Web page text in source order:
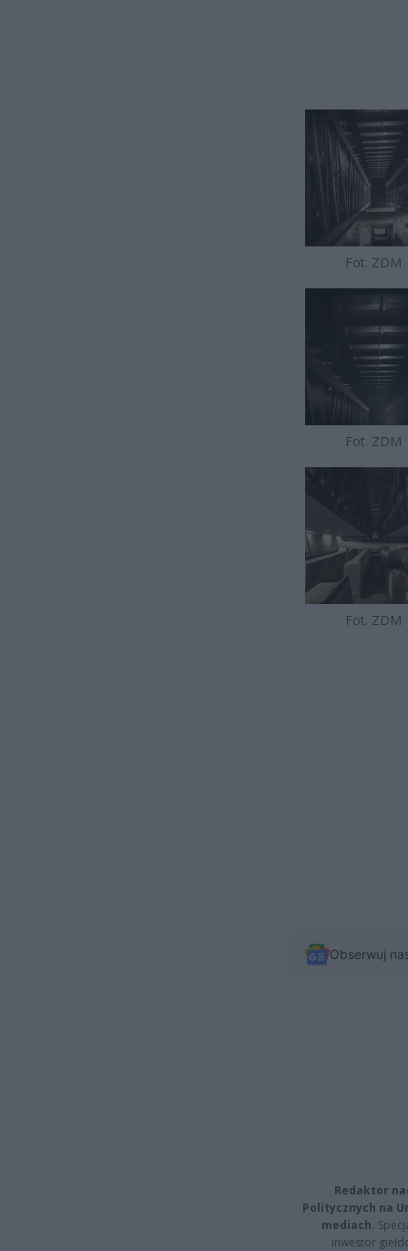
Fot. ZDM
Fot. ZDM
Fot. ZDM
Obserwuj
Redaktor
Politycznych na
mediach.
inwestor